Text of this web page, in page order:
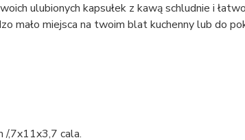
ulubionych kapsułek z kawą schludnie i
mało miejsca na twoim blat kuchenny lub do
/,7x11x3,7 cala.